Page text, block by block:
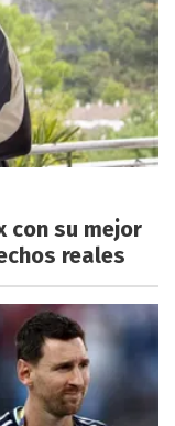
con su mejor
reales